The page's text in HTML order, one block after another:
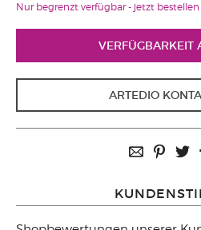
Nur begrenzt verfügbar - jetzt bestellen
VERFÜGBARKEIT
ARTEDIO